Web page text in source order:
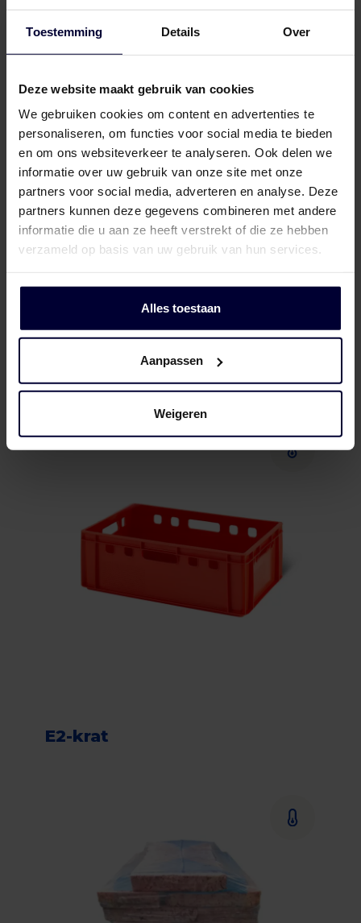
Toestemming Details Over
Deze website maakt gebruik van cookies
We gebruiken cookies om content en advertenties te
personaliseren, om functies voor social media te bieden
en om ons websiteverkeer te analyseren. Ook delen we
informatie over uw gebruik van onze site met onze
partners voor social media, adverteren en analyse. Deze
partners kunnen deze gegevens combineren met andere
informatie die u aan ze heeft verstrekt of die ze hebben
verzameld op basis van uw gebruik van hun services.
Alles toestaan
Aanpassen
Weigeren
Verpakking (bevroren) (< 18ºC)
Dozen – Rund
E2-krat